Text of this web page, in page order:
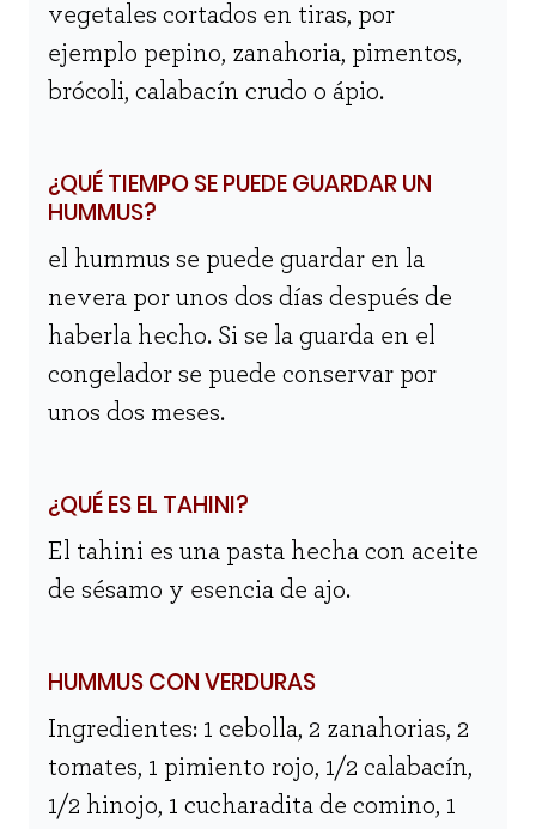
vegetales cortados en tiras, por
ejemplo pepino, zanahoria, pimentos,
brócoli, calabacín crudo o ápio.
¿QUÉ TIEMPO SE PUEDE GUARDAR UN
HUMMUS?
el hummus se puede guardar en la
nevera por unos dos días después de
haberla hecho. Si se la guarda en el
congelador se puede conservar por
unos dos meses.
¿QUÉ ES EL TAHINI?
El tahini es una pasta hecha con aceite
de sésamo y esencia de ajo.
HUMMUS CON VERDURAS
Ingredientes: 1 cebolla, 2 zanahorias, 2
tomates, 1 pimiento rojo, 1/2 calabacín,
1/2 hinojo, 1 cucharadita de comino, 1